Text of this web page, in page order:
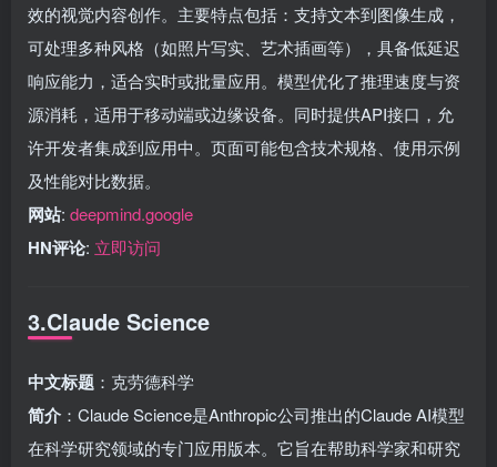
效的视觉内容创作。主要特点包括：支持文本到图像生成，
可处理多种风格（如照片写实、艺术插画等），具备低延迟
响应能力，适合实时或批量应用。模型优化了推理速度与资
源消耗，适用于移动端或边缘设备。同时提供API接口，允
许开发者集成到应用中。页面可能包含技术规格、使用示例
及性能对比数据。
网站: deepmind.google
HN评论: 立即访问
3.Claude Science
中文标题 ：克劳德科学
简介 ：Claude Science是Anthropic公司推出的Claude AI模型
在科学研究领域的专门应用版本。它旨在帮助科学家和研究